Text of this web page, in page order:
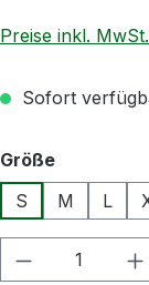
Preise inkl.
Sofort
Größeauswählen
S
M L
Produkt